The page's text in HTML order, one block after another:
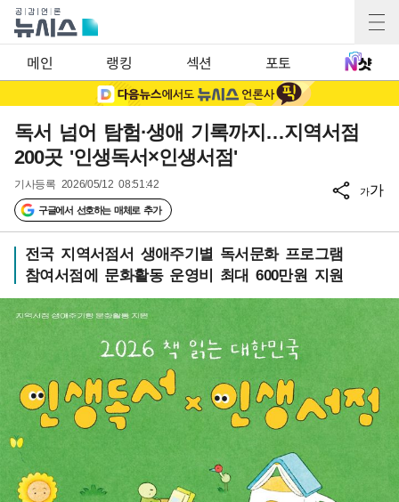
메인 랭킹 섹션 포토
독서 넘어 탐험·생애 기록까지…지역서점
200곳 '인생독서×인생서점'
기사등록 2026/05/12 08:51:42
구글에서 선호하는 매체로 추가
가가
전국 지역서점서 생애주기별 독서문화 프로그램
참여서점에 문화활동 운영비 최대 600만원 지원